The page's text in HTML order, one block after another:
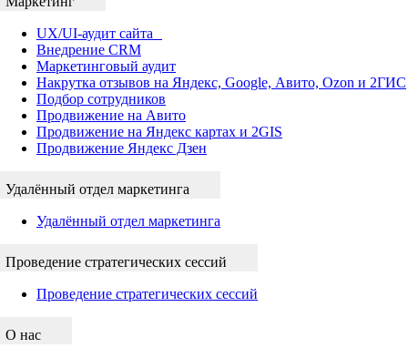
UX/UI-аудит сайта
Внедрение CRM
Маркетинговый аудит
Накрутка отзывов на Яндекс, Google, Авито, Ozon и 2ГИС
Подбор сотрудников
Продвижение на Авито
Продвижение на Яндекс картах и 2GIS
Продвижение Яндекс Дзен
Удалённый отдел маркетинга
Удалённый отдел маркетинга
Проведение стратегических сессий
Проведение стратегических сессий
О нас